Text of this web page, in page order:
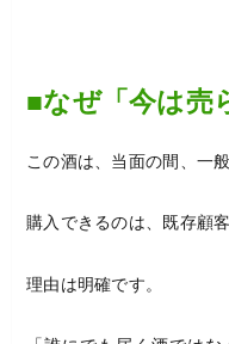
■なぜ「今は売
この酒は、当面の間、一
購入できるのは、既存顧
理由は明確です。